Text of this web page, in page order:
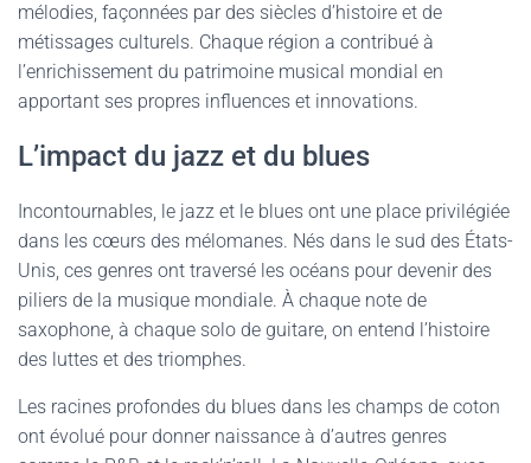
mélodies, façonnées par des siècles d’histoire et de
métissages culturels. Chaque région a contribué à
l’enrichissement du patrimoine musical mondial en
apportant ses propres influences et innovations.
L’impact du jazz et du blues
Incontournables, le jazz et le blues ont une place privilégiée
dans les cœurs des mélomanes. Nés dans le sud des États-
Unis, ces genres ont traversé les océans pour devenir des
piliers de la musique mondiale. À chaque note de
saxophone, à chaque solo de guitare, on entend l’histoire
des luttes et des triomphes.
Les racines profondes du blues dans les champs de coton
ont évolué pour donner naissance à d’autres genres